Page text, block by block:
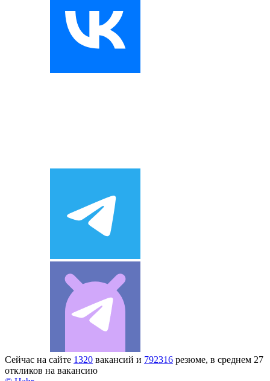
Сейчас на сайте 1320 вакансий и 792316 резюме, в среднем 27
откликов на вакансию